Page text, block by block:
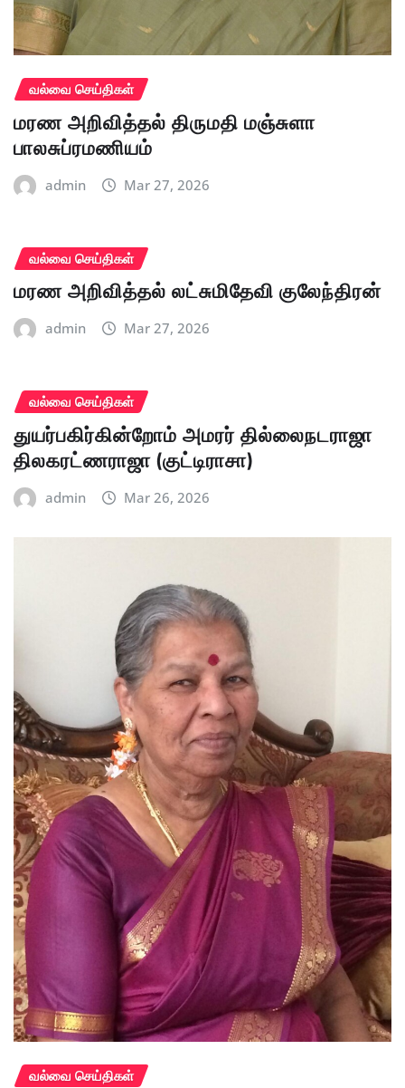
வல்வை செய்திகள்
மரண அறிவித்தல் திருமதி மஞ்சுளா
பாலசுப்ரமணியம்
admin Mar 27, 2026
வல்வை செய்திகள்
மரண அறிவித்தல் லட்சுமிதேவி குலேந்திரன்
admin Mar 27, 2026
வல்வை செய்திகள்
துயர்பகிர்கின்றோம் அமரர் தில்லைநடராஜா
திலகரட்ணராஜா (குட்டிராசா)
admin Mar 26, 2026
வல்வை செய்திகள்